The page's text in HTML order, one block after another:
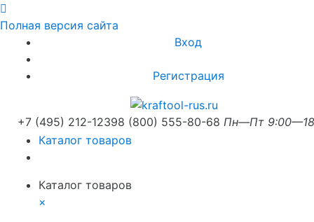
Полная версия сайта
Вход
Регистрация
+7 (495) 212-12398 (800) 555-80-68 Пн—Пт
Каталог товаров
Каталог товаров
×